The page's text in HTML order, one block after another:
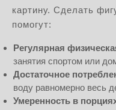
картину. Сделать
помогут:
Регулярная
занятия спортом или
Достаточное
воду равномерно весь
Умеренность в